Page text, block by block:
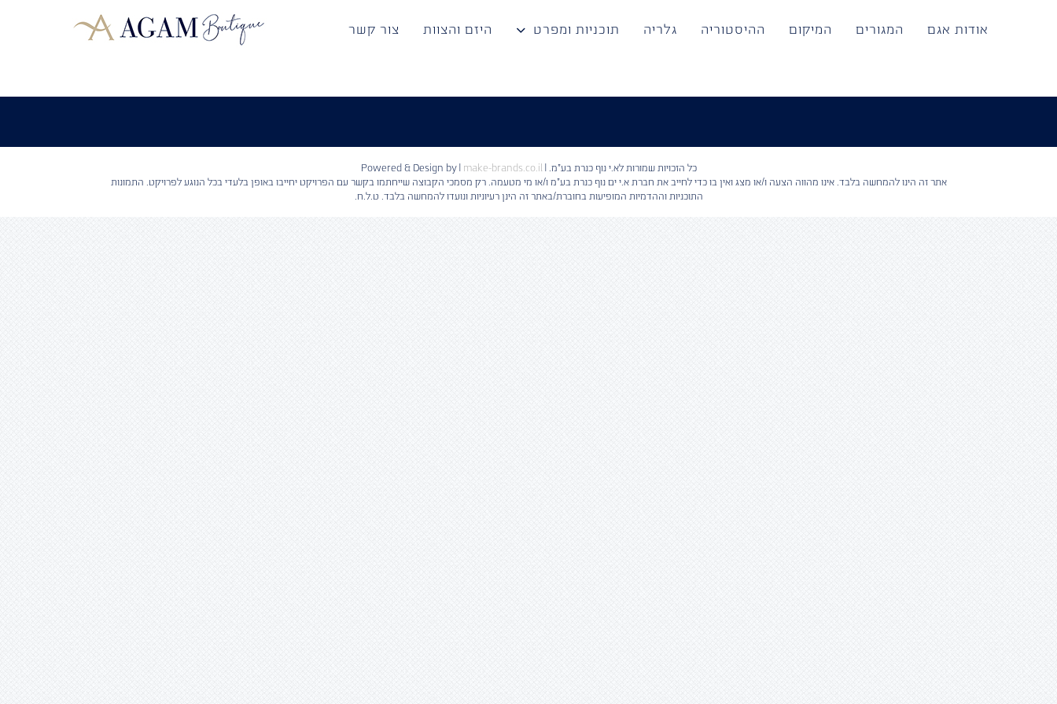
אודות אגם המגורים המיקום ההיסטוריה גלריה תוכניות ומפרט היזם והצוות צור קשר
כל הזכויות שמורות לא.י נוף כנרת בע"מ. | Powered & Design by | make-brands.co.il
אתר זה הינו להמחשה בלבד. אינו מהווה הצעה ו/או מצג ואין בו כדי לחייב את חברת א.י ים נוף כנרת בע"מ ו/או מי מטעמה. רק מסמכי הקבוצה שייחתמו בקשר עם הפרויקט יחייבו באופן בלעדי בכל הנוגע לפרויקט. התמונות
התוכניות וההדמיות המופיעות בחוברת/באתר זה הינן רעיוניות ונועדו להמחשה בלבד. ט.ל.ח.